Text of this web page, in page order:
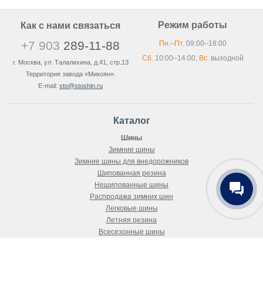
Как с нами связаться
+7 903 289-11-88
г. Москва, ул. Талалихина, д.41, стр.13
Территория завода «Микоян».
E-mail: sto@stoshin.ru
Режим работы
Пн.–Пт.09:00–18:00
Сб.10:00–14:00, Вс.выходной
Каталог
Шины
Зимние шины
Зимние шины для внедорожников
Шипованная резина
Нешипованные шины
Распродажа зимних шин
Легковые шины
Летняя резина
Всесезонные шины